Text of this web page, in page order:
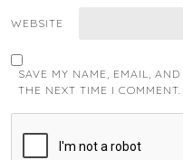
WEBSITE
SAVE MY NAME, EMAIL,
THE NEXT TIME I COMMENT.